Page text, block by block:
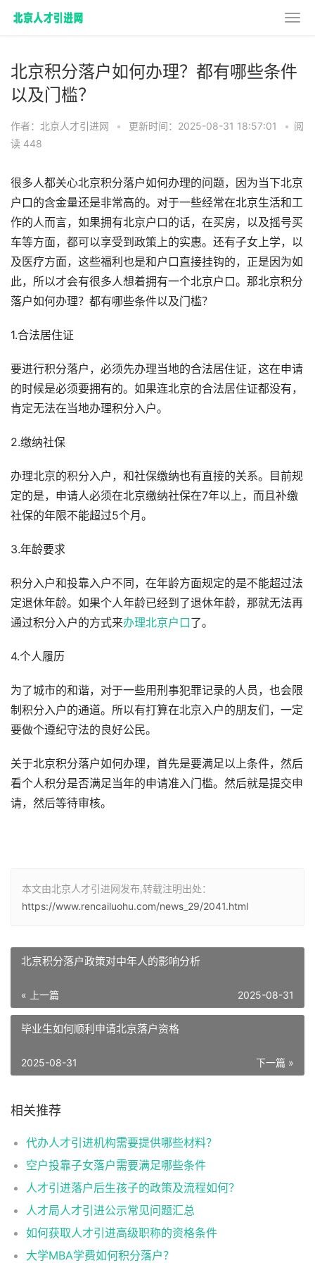
北京积分落户如何办理？都有哪些条件
以及门槛？
作者：北京人才引进网 • 更新时间：2025-08-31 18:57:01 • 阅
读 448
很多人都关心北京积分落户如何办理的问题，因为当下北京
户口的含金量还是非常高的。对于一些经常在北京生活和工
作的人而言，如果拥有北京户口的话，在买房，以及摇号买
车等方面，都可以享受到政策上的实惠。还有子女上学，以
及医疗方面，这些福利也是和户口直接挂钩的，正是因为如
此，所以才会有很多人想着拥有一个北京户口。那北京积分
落户如何办理？都有哪些条件以及门槛？
1.合法居住证
要进行积分落户，必须先办理当地的合法居住证，这在申请
的时候是必须要拥有的。如果连北京的合法居住证都没有，
肯定无法在当地办理积分入户。
2.缴纳社保
办理北京的积分入户，和社保缴纳也有直接的关系。目前规
定的是，申请人必须在北京缴纳社保在7年以上，而且补缴
社保的年限不能超过5个月。
3.年龄要求
积分入户和投靠入户不同，在年龄方面规定的是不能超过法
定退休年龄。如果个人年龄已经到了退休年龄，那就无法再
通过积分入户的方式来办理北京户口了。
4.个人履历
为了城市的和谐，对于一些用刑事犯罪记录的人员，也会限
制积分入户的通道。所以有打算在北京入户的朋友们，一定
要做个遵纪守法的良好公民。
关于北京积分落户如何办理，首先是要满足以上条件，然后
看个人积分是否满足当年的申请准入门槛。然后就是提交申
请，然后等待审核。
本文由北京人才引进网发布,转载注明出处：
https://www.rencailuohu.com/news_29/2041.html
北京积分落户政策对中年人的影响分析
« 上一篇 2025-08-31
毕业生如何顺利申请北京落户资格
下一篇 »
2025-08-31
相关推荐
代办人才引进机构需要提供哪些材料？
空户投靠子女落户需要满足哪些条件
人才引进落户后生孩子的政策及流程如何？
人才局人才引进公示常见问题汇总
如何获取人才引进高级职称的资格条件
大学MBA学费如何积分落户？